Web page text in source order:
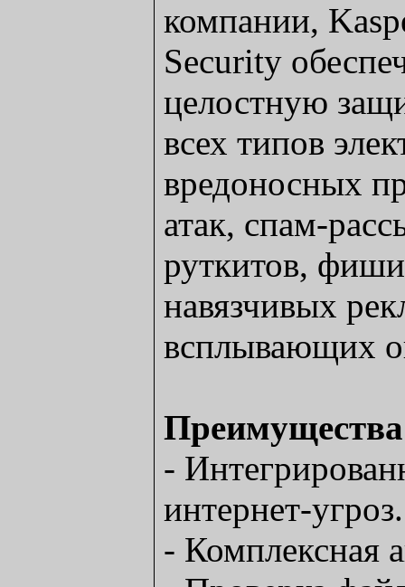
компании,
Security
целостную
всех типов
вредоносных
атак, спам-
руткитов,
навязчивых
всплывающих
-
интернет-угроз.
- Комплексная